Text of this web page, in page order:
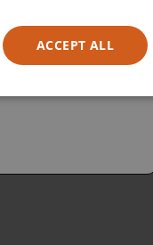
inteligentes
ACCEPT ALL